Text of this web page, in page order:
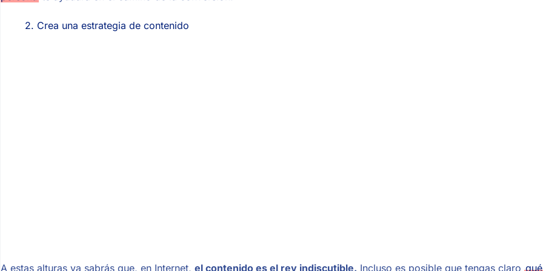
2. Crea una estrategia de contenido
A estas alturas ya sabrás que, en Internet, el contenido es el rey indiscutible. Incluso es posible que tengas claro